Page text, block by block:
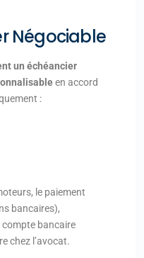
Négociable
un échéancier
en accord
:
le paiement
bancaires),
bancaire
chez l’avocat.